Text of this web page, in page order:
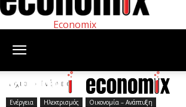
Economix
Αρχική Ενέργεια
Ενέργεια Ηλεκτρισμός Οικονομία – Ανάπτυξη